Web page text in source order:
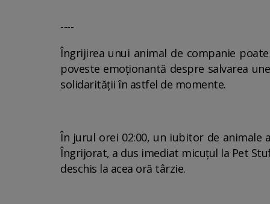
----
Îngrijirea unui animal de companie
poveste emoționantă despre salvarea
solidarității în astfel de momente.
În jurul orei 02:00, un iubitor de animale
Îngrijorat, a dus imediat micuțul la Pet
deschis la acea oră târzie.